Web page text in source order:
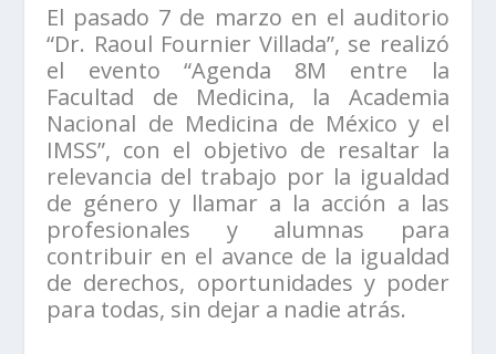
El pasado 7 de marzo en el auditorio
“Dr. Raoul Fournier Villada”, se realizó
el evento “Agenda 8M entre la
Facultad de Medicina, la Academia
Nacional de Medicina de México y el
IMSS”, con el objetivo de resaltar la
relevancia del trabajo por la igualdad
de género y llamar a la acción a las
profesionales y alumnas para
contribuir en el avance de la igualdad
de derechos, oportunidades y poder
para todas, sin dejar a nadie atrás.